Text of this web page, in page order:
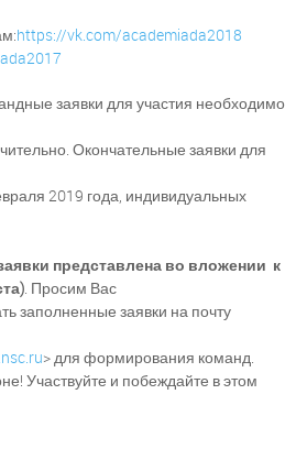
https://vk.com/academiada2018
заявки для участия необходимо
Окончательные заявки для
2019 года, индивидуальных
представлена во вложении к
. Просим Вас
заполненные заявки на почту
> для формирования команд.
Участвуйте и побеждайте в этом